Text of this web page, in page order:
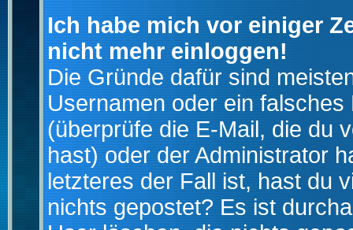
Ich habe mich vor einiger
nicht mehr einloggen!
Die Gründe dafür sind
Usernamen oder ein
(überprüfe die E-Mail, die du
hast) oder der Administrator
letzteres der Fall ist, hast du
nichts gepostet? Es ist